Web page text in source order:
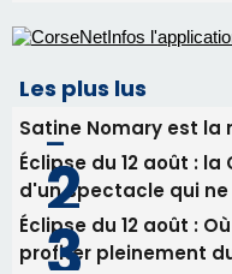
Les plus lus
Satine Nomary est la
Éclipse du 12 août :
d'un spectacle qui
Éclipse du 12 août :
profiter pleinement